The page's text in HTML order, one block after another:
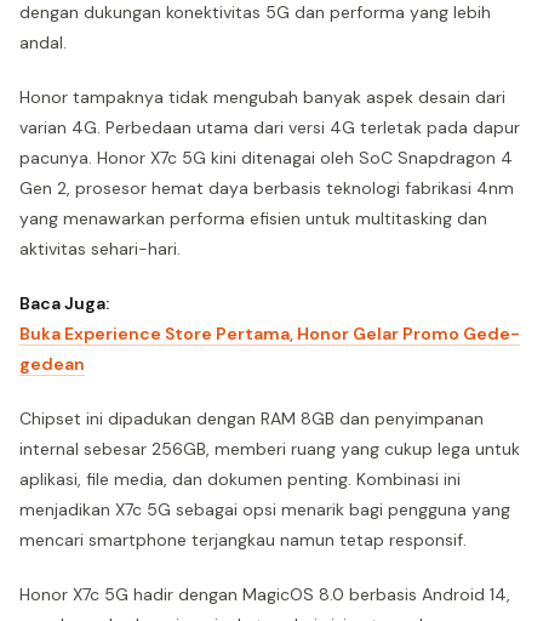
dengan dukungan konektivitas 5G dan performa yang lebih
andal.
Honor tampaknya tidak mengubah banyak aspek desain dari
varian 4G. Perbedaan utama dari versi 4G terletak pada dapur
pacunya. Honor X7c 5G kini ditenagai oleh SoC Snapdragon 4
Gen 2, prosesor hemat daya berbasis teknologi fabrikasi 4nm
yang menawarkan performa efisien untuk multitasking dan
aktivitas sehari-hari.
Baca Juga:
Buka Experience Store Pertama, Honor Gelar Promo Gede-
gedean
Chipset ini dipadukan dengan RAM 8GB dan penyimpanan
internal sebesar 256GB, memberi ruang yang cukup lega untuk
aplikasi, file media, dan dokumen penting. Kombinasi ini
menjadikan X7c 5G sebagai opsi menarik bagi pengguna yang
mencari smartphone terjangkau namun tetap responsif.
Honor X7c 5G hadir dengan MagicOS 8.0 berbasis Android 14,